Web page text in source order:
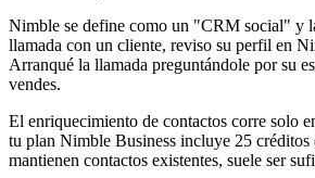
Nimble se define como un "CRM social" y
llamada con un cliente, reviso su perfil en
Arranqué la llamada preguntándole por su
vendes.
El enriquecimiento de contactos corre solo
tu plan Nimble Business incluye 25 créditos
mantienen contactos existentes, suele ser